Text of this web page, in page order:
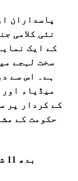
پاسداران
نئی کلامی
کے ایک
سخت لہجے
ہے۔ اس سے
میڈیاء
کے کردار پر
حکومت کے